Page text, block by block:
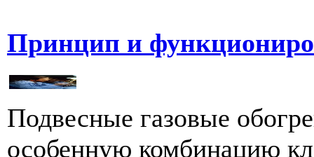
Принцип и
Подвесные газовые
особенную комбинацию